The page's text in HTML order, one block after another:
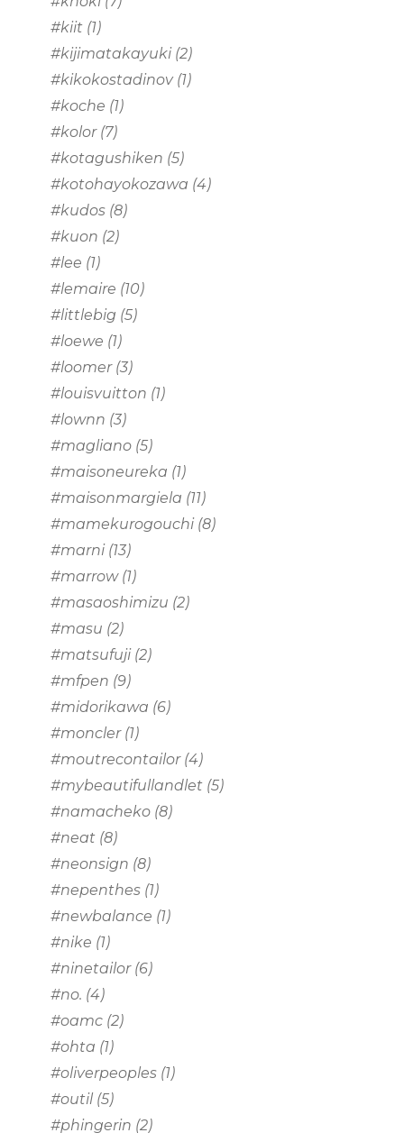
#kiit (1)
#kijimatakayuki (2)
#kikokostadinov(1)
#koche (1)
#kolor(7)
#kotagushiken (5)
#kotohayokozawa (4)
#kudos (8)
#kuon (2)
#lee (1)
#lemaire (10)
#littlebig (5)
#loewe (1)
#loomer(3)
#louisvuitton (1)
#lownn (3)
#magliano (5)
#maisoneureka (1)
#maisonmargiela (11)
#mamekurogouchi (8)
#marni (13)
#marrow(1)
#masaoshimizu (2)
#masu (2)
#matsufuji (2)
#mfpen (9)
#midorikawa (6)
#moncler(1)
#moutrecontailor(4)
#mybeautifullandlet (5)
#namacheko (8)
#neat (8)
#neonsign (8)
#nepenthes (1)
#newbalance (1)
#nike (1)
#ninetailor(6)
#no. (4)
#oamc (2)
#ohta (1)
#oliverpeoples (1)
#outil (5)
#phingerin (2)